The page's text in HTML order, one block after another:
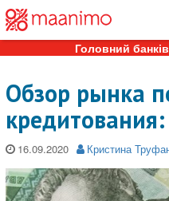
Головний
Обзор рынка
16.09.2020 Кристина